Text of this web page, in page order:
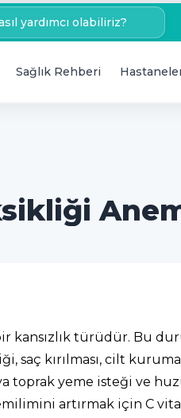
yardımcı olabiliriz?
Sağlık Rehberi
kansızlık türüdür. Bu
kırılması, cilt
toprak yeme isteği ve
artırmak için C